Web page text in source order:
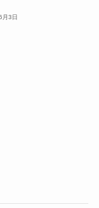
月3日